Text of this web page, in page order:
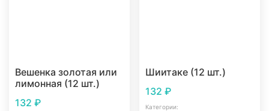
Вешенка золотая или
лимонная (12 шт.)
132 ₽
Шиитаке (12 шт.)
132₽
Категории: